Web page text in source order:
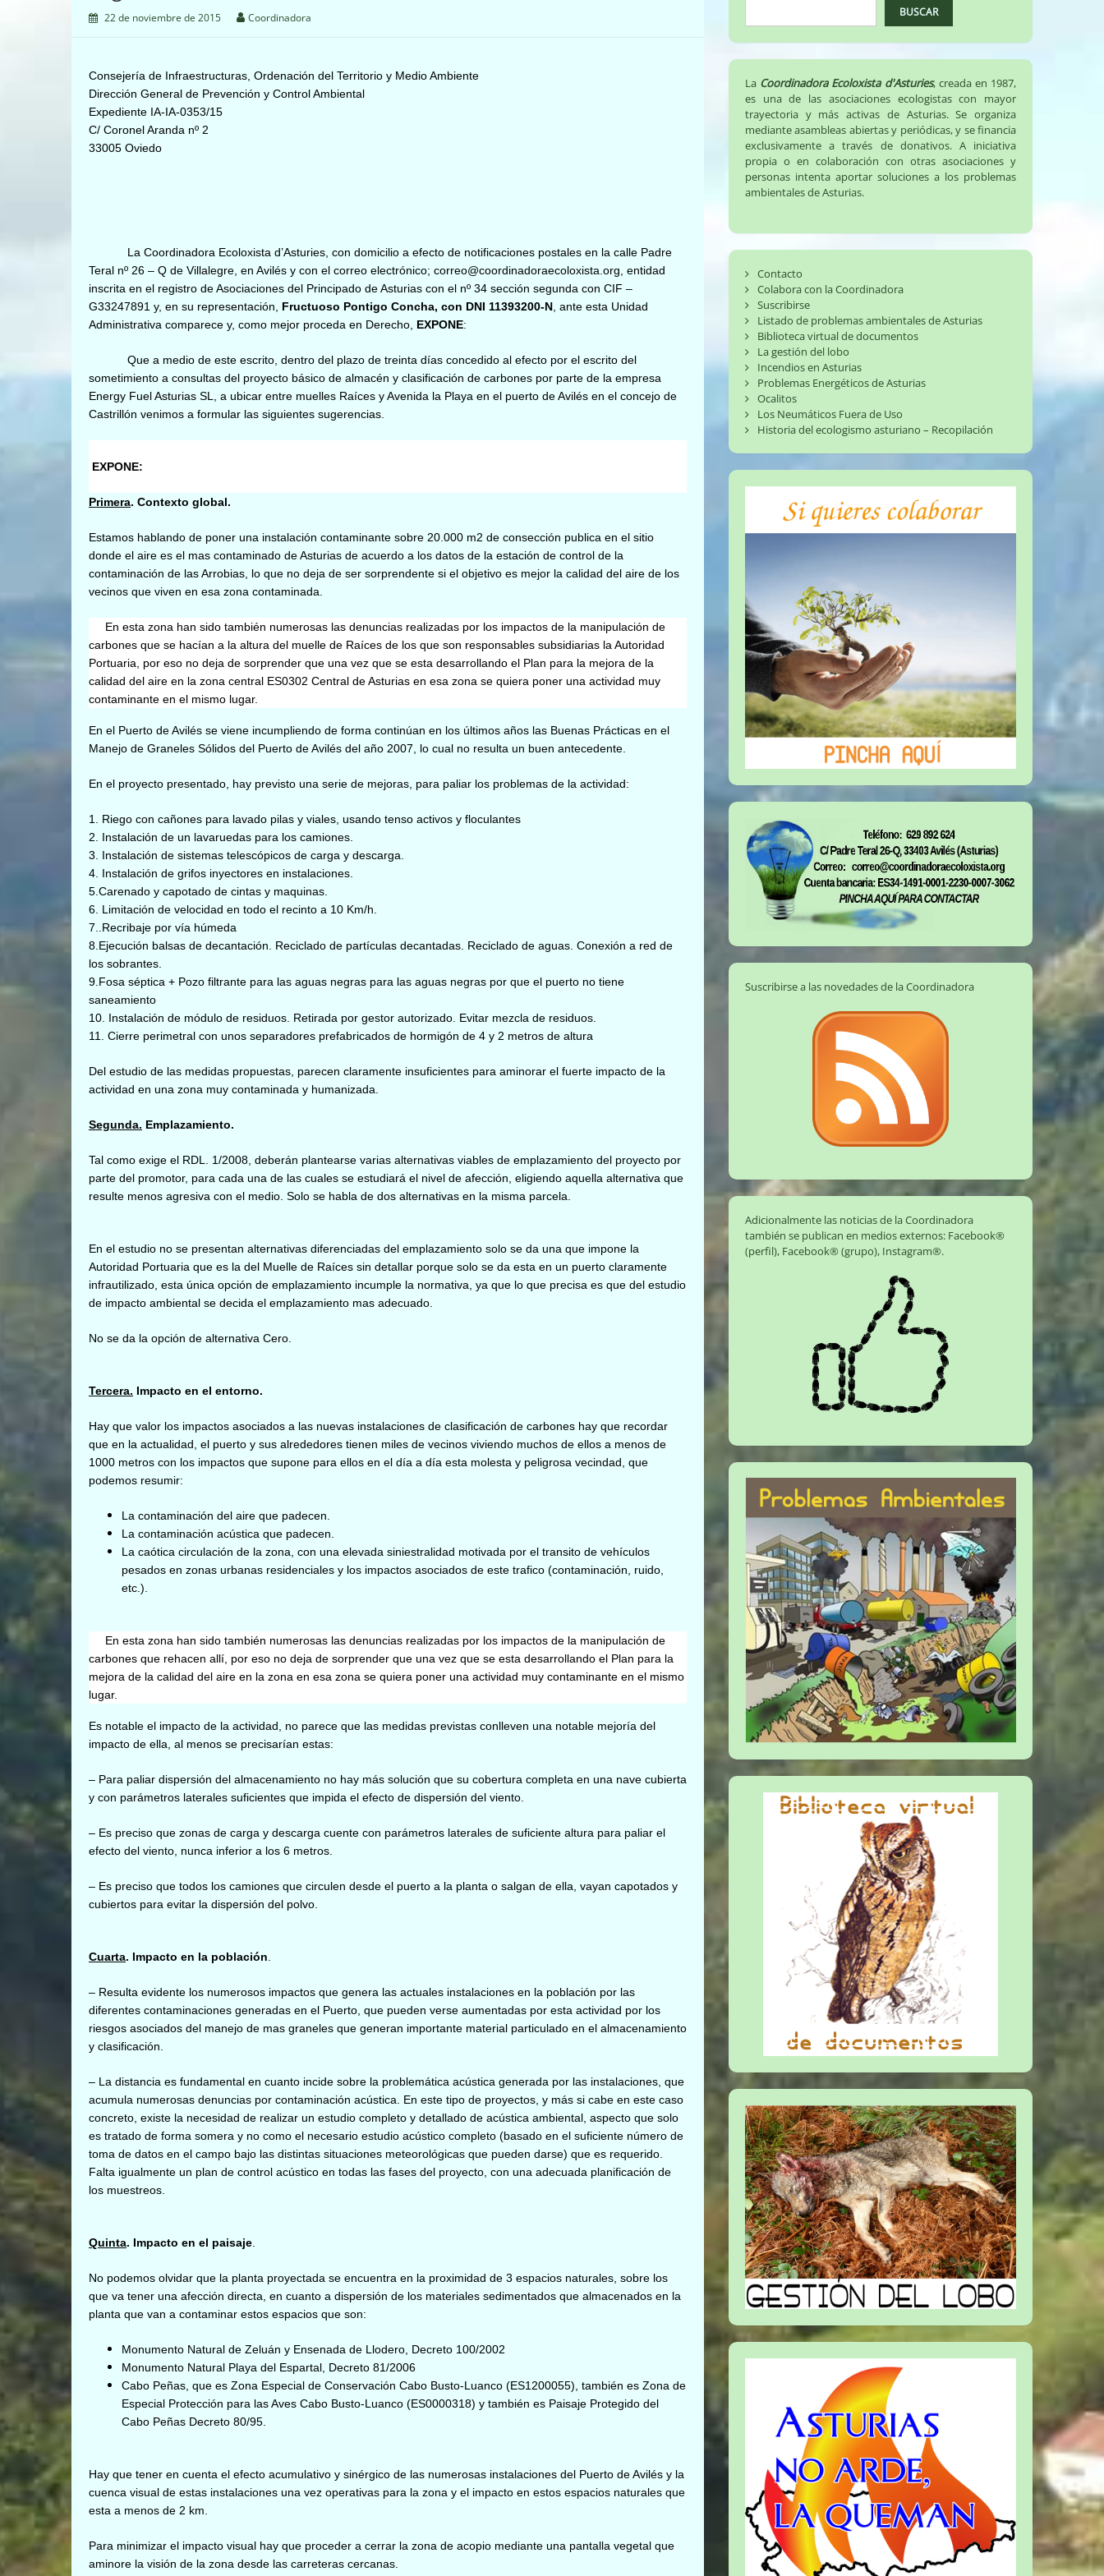
22 de noviembre de 2015 Coordinadora
Consejería de Infraestructuras, Ordenación del Territorio y Medio Ambiente
Dirección General de Prevención y Control Ambiental
Expediente IA-IA-0353/15
C/ Coronel Aranda nº 2
33005 Oviedo
La Coordinadora Ecoloxista d’Asturies, con domicilio a efecto de notificaciones postales en la calle Padre
Teral nº 26 – Q de Villalegre, en Avilés y con el correo electrónico; correo@coordinadoraecoloxista.org, entidad
inscrita en el registro de Asociaciones del Principado de Asturias con el nº 34 sección segunda con CIF –
G33247891 y, en su representación, Fructuoso Pontigo Concha, con DNI 11393200-N , ante esta Unidad
Administrativa comparece y, como mejor proceda en Derecho, EXPONE:
Que a medio de este escrito, dentro del plazo de treinta días concedido al efecto por el escrito del
sometimiento a consultas del proyecto básico de almacén y clasificación de carbones por parte de la empresa
Energy Fuel Asturias SL, a ubicar entre muelles Raíces y Avenida la Playa en el puerto de Avilés en el concejo de
Castrillón venimos a formular las siguientes sugerencias.
EXPONE:
Primera. Contexto global.
Estamos hablando de poner una instalación contaminante sobre 20.000 m2 de consección publica en el sitio
donde el aire es el mas contaminado de Asturias de acuerdo a los datos de la estación de control de la
contaminación de las Arrobias, lo que no deja de ser sorprendente si el objetivo es mejor la calidad del aire de los
vecinos que viven en esa zona contaminada.
En esta zona han sido también numerosas las denuncias realizadas por los impactos de la manipulación de
carbones que se hacían a la altura del muelle de Raíces de los que son responsables subsidiarias la Autoridad
Portuaria, por eso no deja de sorprender que una vez que se esta desarrollando el Plan para la mejora de la
calidad del aire en la zona central ES0302 Central de Asturias en esa zona se quiera poner una actividad muy
contaminante en el mismo lugar.
En el Puerto de Avilés se viene incumpliendo de forma continúan en los últimos años las Buenas Prácticas en el
Manejo de Graneles Sólidos del Puerto de Avilés del año 2007, lo cual no resulta un buen antecedente.
En el proyecto presentado, hay previsto una serie de mejoras, para paliar los problemas de la actividad:
1. Riego con cañones para lavado pilas y viales, usando tenso activos y floculantes
2. Instalación de un lavaruedas para los camiones.
3. Instalación de sistemas telescópicos de carga y descarga.
4. Instalación de grifos inyectores en instalaciones.
5.Carenado y capotado de cintas y maquinas.
6. Limitación de velocidad en todo el recinto a 10 Km/h.
7..Recribaje por vía húmeda
8.Ejecución balsas de decantación. Reciclado de partículas decantadas. Reciclado de aguas. Conexión a red de
los sobrantes.
9.Fosa séptica + Pozo filtrante para las aguas negras para las aguas negras por que el puerto no tiene
saneamiento
10. Instalación de módulo de residuos. Retirada por gestor autorizado. Evitar mezcla de residuos.
11. Cierre perimetral con unos separadores prefabricados de hormigón de 4 y 2 metros de altura
Del estudio de las medidas propuestas, parecen claramente insuficientes para aminorar el fuerte impacto de la
actividad en una zona muy contaminada y humanizada.
Segunda. Emplazamiento.
Tal como exige el RDL. 1/2008, deberán plantearse varias alternativas viables de emplazamiento del proyecto por
parte del promotor, para cada una de las cuales se estudiará el nivel de afección, eligiendo aquella alternativa que
resulte menos agresiva con el medio. Solo se habla de dos alternativas en la misma parcela.
En el estudio no se presentan alternativas diferenciadas del emplazamiento solo se da una que impone la
Autoridad Portuaria que es la del Muelle de Raíces sin detallar porque solo se da esta en un puerto claramente
infrautilizado, esta única opción de emplazamiento incumple la normativa, ya que lo que precisa es que del estudio
de impacto ambiental se decida el emplazamiento mas adecuado.
No se da la opción de alternativa Cero.
Tercera. Impacto en el entorno.
Hay que valor los impactos asociados a las nuevas instalaciones de clasificación de carbones hay que recordar
que en la actualidad, el puerto y sus alrededores tienen miles de vecinos viviendo muchos de ellos a menos de
1000 metros con los impactos que supone para ellos en el día a día esta molesta y peligrosa vecindad, que
podemos resumir:
La contaminación del aire que padecen.
La contaminación acústica que padecen.
La caótica circulación de la zona, con una elevada siniestralidad motivada por el transito de vehículos
pesados en zonas urbanas residenciales y los impactos asociados de este trafico (contaminación, ruido,
etc.).
En esta zona han sido también numerosas las denuncias realizadas por los impactos de la manipulación de
carbones que rehacen allí, por eso no deja de sorprender que una vez que se esta desarrollando el Plan para la
mejora de la calidad del aire en la zona en esa zona se quiera poner una actividad muy contaminante en el mismo
lugar.
Es notable el impacto de la actividad, no parece que las medidas previstas conlleven una notable mejoría del
impacto de ella, al menos se precisarían estas:
– Para paliar dispersión del almacenamiento no hay más solución que su cobertura completa en una nave cubierta
y con parámetros laterales suficientes que impida el efecto de dispersión del viento.
– Es preciso que zonas de carga y descarga cuente con parámetros laterales de suficiente altura para paliar el
efecto del viento, nunca inferior a los 6 metros.
– Es preciso que todos los camiones que circulen desde el puerto a la planta o salgan de ella, vayan capotados y
cubiertos para evitar la dispersión del polvo.
Cuarta. Impacto en la población
– Resulta evidente los numerosos impactos que genera las actuales instalaciones en la población por las
diferentes contaminaciones generadas en el Puerto, que pueden verse aumentadas por esta actividad por los
riesgos asociados del manejo de mas graneles que generan importante material particulado en el almacenamiento
y clasificación.
– La distancia es fundamental en cuanto incide sobre la problemática acústica generada por las instalaciones, que
acumula numerosas denuncias por contaminación acústica. En este tipo de proyectos, y más si cabe en este caso
concreto, existe la necesidad de realizar un estudio completo y detallado de acústica ambiental, aspecto que solo
es tratado de forma somera y no como el necesario estudio acústico completo (basado en el suficiente número de
toma de datos en el campo bajo las distintas situaciones meteorológicas que pueden darse) que es requerido.
Falta igualmente un plan de control acústico en todas las fases del proyecto, con una adecuada planificación de
los muestreos.
Quinta. Impacto en el paisaje
No podemos olvidar que la planta proyectada se encuentra en la proximidad de 3 espacios naturales, sobre los
que va tener una afección directa, en cuanto a dispersión de los materiales sedimentados que almacenados en la
planta que van a contaminar estos espacios que son:
Monumento Natural de Zeluán y Ensenada de Llodero, Decreto 100/2002
Monumento Natural Playa del Espartal, Decreto 81/2006
Cabo Peñas, que es Zona Especial de Conservación Cabo Busto-Luanco (ES1200055), también es Zona de
Especial Protección para las Aves Cabo Busto-Luanco (ES0000318) y también es Paisaje Protegido del
Cabo Peñas Decreto 80/95.
Hay que tener en cuenta el efecto acumulativo y sinérgico de las numerosas instalaciones del Puerto de Avilés y la
cuenca visual de estas instalaciones una vez operativas para la zona y el impacto en estos espacios naturales que
esta a menos de 2 km.
Para minimizar el impacto visual hay que proceder a cerrar la zona de acopio mediante una pantalla vegetal que
aminore la visión de la zona desde las carreteras cercanas.
BUSCAR
La Coordinadora Ecoloxista d'Asturies, creada en 1987,
es una de las asociaciones ecologistas con mayor
trayectoria y más activas de Asturias. Se organiza
mediante asambleas abiertas y periódicas, y se financia
exclusivamente a través de donativos. A iniciativa
propia o en colaboración con otras asociaciones y
personas intenta aportar soluciones a los problemas
ambientales de Asturias.
Contacto
Colabora con la Coordinadora
Suscribirse
Listado de problemas ambientales de Asturias
Biblioteca virtual de documentos
La gestión del lobo
Incendios en Asturias
Problemas Energéticos de Asturias
Ocalitos
Los Neumáticos Fuera de Uso
Historia del ecologismo asturiano – Recopilación
Suscribirse a las novedades de la Coordinadora
Adicionalmente las noticias de la Coordinadora
también se publican en medios externos: Facebook®
(perfil), Facebook® (grupo), Instagram®.